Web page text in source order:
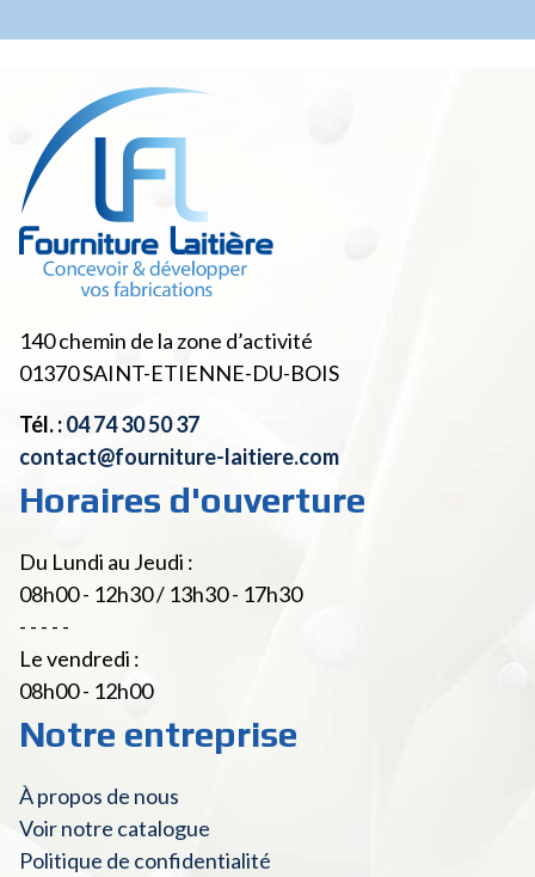
140 chemin de la zone d’activité
01370SAINT-ETIENNE-DU-BOIS
Tél. :04 74 30 50 37
contact@fourniture-laitiere.com
Horaires d'ouverture
Du Lundi au Jeudi :
08h00 - 12h30 / 13h30 - 17h30
- - - - -
Le vendredi :
08h00 - 12h00
Notre entreprise
À propos de nous
Voir notre catalogue
Politique de confidentialité